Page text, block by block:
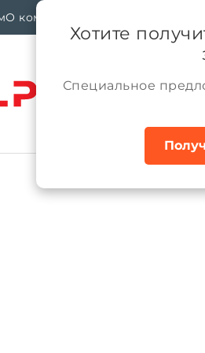
О компании
Куртки демисезонные
Хотите
Специальное